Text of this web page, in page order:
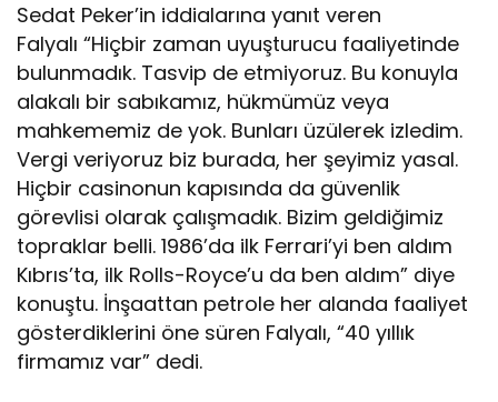
Sedat Peker’in iddialarına yanıt veren
Falyalı “Hiçbir zaman uyuşturucu faaliyetinde
bulunmadık. Tasvip de etmiyoruz. Bu konuyla
alakalı bir sabıkamız, hükmümüz veya
mahkememiz de yok. Bunları üzülerek izledim.
Vergi veriyoruz biz burada, her şeyimiz yasal.
Hiçbir casinonun kapısında da güvenlik
görevlisi olarak çalışmadık. Bizim geldiğimiz
topraklar belli. 1986’da ilk Ferrari’yi ben aldım
Kıbrıs’ta, ilk Rolls-Royce’u da ben aldım” diye
konuştu. İnşaattan petrole her alanda faaliyet
gösterdiklerini öne süren Falyalı, “40 yıllık
firmamız var” dedi.